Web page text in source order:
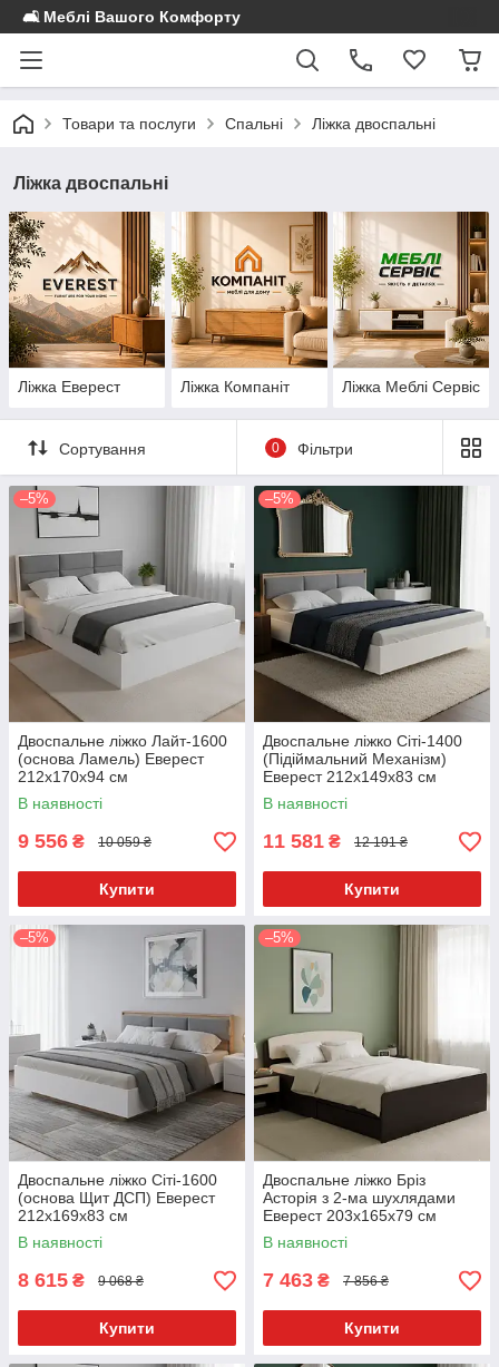
🛋️ Меблі Вашого Комфорту
Товари та послуги Спальні Ліжка двоспальні
Ліжка двоспальні
Ліжка Еверест Ліжка Компаніт Ліжка Меблі Сервіс
Сортування 0 Фільтри
–5%
Двоспальне ліжко Лайт-1600
(основа Ламель) Еверест
212x170x94 см
В наявності
9 556 ₴ 10 059 ₴
Купити
–5%
Двоспальне ліжко Сіті-1400
(Підіймальний Механізм)
Еверест 212х149x83 см
В наявності
11 581 ₴ 12 191 ₴
Купити
–5%
Двоспальне ліжко Сіті-1600
(основа Щит ДСП) Еверест
212х169x83 см
В наявності
8 615 ₴ 9 068 ₴
Купити
–5%
Двоспальне ліжко Бріз
Асторія з 2-ма шухлядами
Еверест 203x165x79 см
В наявності
7 463 ₴ 7 856 ₴
Купити